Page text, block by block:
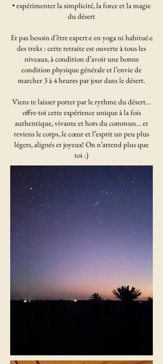
• expérimenter la simplicité, la force et la magie
du désert
Et pas besoin d’être expert·e en yoga ni habitué·e
des treks : cette retraite est ouverte à tous les
niveaux, à condition d’avoir une bonne
condition physique générale et l’envie de
marcher 3 à 4 heures par jour dans le désert.
Viens te laisser porter par le rythme du désert…
offre-toi cette expérience unique à la fois
authentique, vivante et hors du commun… et
reviens le corps, le cœur et l’esprit un peu plus
légers, alignés et joyeux! On n’attend plus que
toi :)